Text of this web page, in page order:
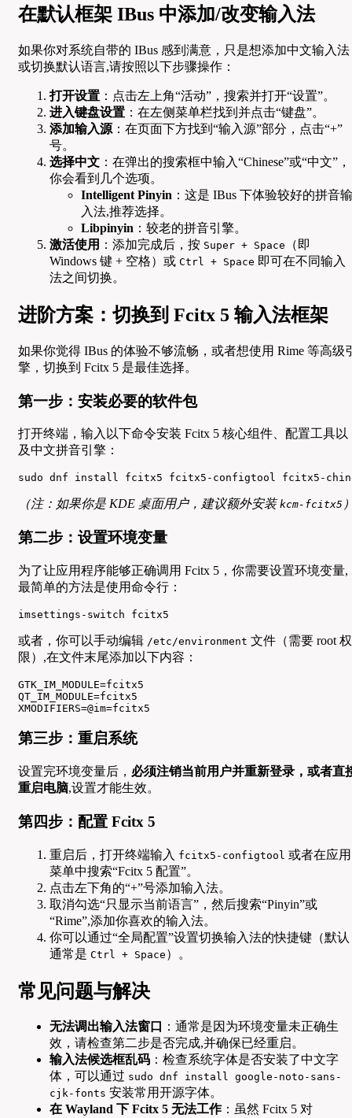
在默认框架 IBus 中添加/改变输入法
如果你对系统自带的 IBus 感到满意，只是想添加中文输入法
或切换默认语言,请按照以下步骤操作：
打开设置 ：点击左上角“活动”，搜索并打开“设置”。
进入键盘设置 ：在左侧菜单栏找到并点击“键盘”。
添加输入源 ：在页面下方找到“输入源”部分，点击“+”
号。
选择中文 ：在弹出的搜索框中输入“Chinese”或“中文”，
你会看到几个选项。
Intelligent Pinyin ：这是 IBus 下体验较好的拼音输
入法,推荐选择。
Libpinyin ：较老的拼音引擎。
激活使用 ：添加完成后，按 Super + Space
（即
Windows 键 + 空格）或 Ctrl + Space 即可在不同输入
法之间切换。
进阶方案：切换到 Fcitx 5 输入法框架
如果你觉得 IBus 的体验不够流畅，或者想使用 Rime 等高级
擎，切换到 Fcitx 5 是最佳选择。
第一步：安装必要的软件包
打开终端，输入以下命令安装 Fcitx 5 核心组件、配置工具以
及中文拼音引擎：
sudo dnf install fcitx5 fcitx5-configtool fcitx5-
（注：如果你是 KDE 桌面用户，建议额外安装kcm-fcitx5
第二步：设置环境变量
为了让应用程序能够正确调用 Fcitx 5，你需要设置环境变量,
最简单的方法是使用命令行：
imsettings-switch fcitx5
或者，你可以手动编辑 /etc/environment 文件（需要 root 权
限）,在文件末尾添加以下内容：
GTK_IM_MODULE=fcitx5
QT_IM_MODULE=fcitx5
XMODIFIERS=@im=fcitx5
第三步：重启系统
设置完环境变量后， 必须注销当前用户并重新登录，或者直
重启电脑,设置才能生效。
第四步：配置 Fcitx 5
重启后，打开终端输入 fcitx5-configtool 或者在应用
菜单中搜索“Fcitx 5 配置”。
点击左下角的“+”号添加输入法。
取消勾选“只显示当前语言”，然后搜索“Pinyin”或
“Rime”,添加你喜欢的输入法。
你可以通过“全局配置”设置切换输入法的快捷键（默认
通常是 Ctrl + Space ）。
常见问题与解决
无法调出输入法窗口
：通常是因为环境变量未正确生
效，请检查第二步是否完成,并确保已经重启。
输入法候选框乱码 ：检查系统字体是否安装了中文字
体，可以通过 sudo dnf install google-noto-sans-
cjk-fonts 安装常用开源字体。
在 Wayland 下 Fcitx 5 无法工作：虽然 Fcitx 5 对